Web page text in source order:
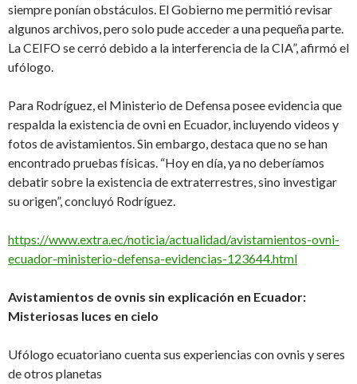
siempre ponían obstáculos. El Gobierno me permitió revisar
algunos archivos, pero solo pude acceder a una pequeña parte.
La CEIFO se cerró debido a la interferencia de la CIA”, afirmó el
ufólogo.
Para Rodríguez, el Ministerio de Defensa posee evidencia que
respalda la existencia de ovni en Ecuador, incluyendo videos y
fotos de avistamientos. Sin embargo, destaca que no se han
encontrado pruebas físicas. “Hoy en día, ya no deberíamos
debatir sobre la existencia de extraterrestres, sino investigar
su origen”, concluyó Rodríguez.
https://www.extra.ec/noticia/actualidad/avistamientos-ovni-
ecuador-ministerio-defensa-evidencias-123644.html
Avistamientos de ovnis sin explicación en Ecuador:
Misteriosas luces en cielo
Ufólogo ecuatoriano cuenta sus experiencias con ovnis y seres
de otros planetas